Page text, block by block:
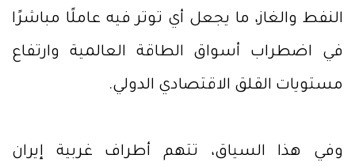
النفط والغاز، ما يجعل أي توتر فيه عاملًا مباشرًا
في اضطراب أسواق الطاقة العالمية وارتفاع
مستويات القلق الاقتصادي الدولي.
وفي هذا السياق، تتهم أطراف غربية إيران